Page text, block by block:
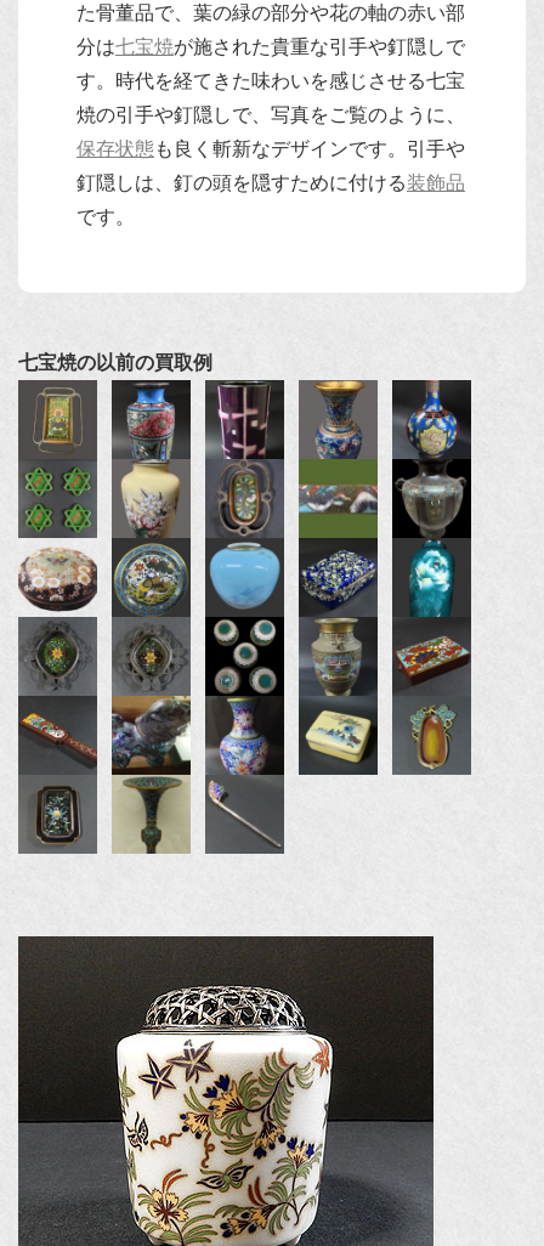
た骨董品で、葉の緑の部分や花の軸の赤い部
分は七宝焼が施された貴重な引手や釘隠しで
す。時代を経てきた味わいを感じさせる七宝
焼の引手や釘隠しで、写真をご覧のように、
保存状態 も良く斬新なデザインです。引手や
釘隠しは、釘の頭を隠すために付ける装飾品
です。
七宝焼の以前の買取例